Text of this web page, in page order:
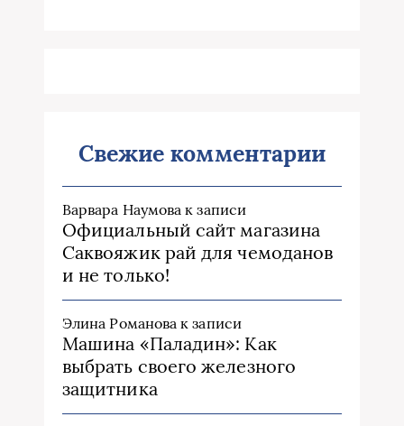
Свежие комментарии
Варвара Наумова к записи
Официальный сайт магазина
Саквояжик рай для чемоданов
и не только!
Элина Романова к записи
Машина «Паладин»: Как
выбрать своего железного
защитника